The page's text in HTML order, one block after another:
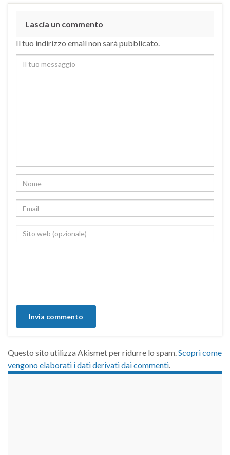
Lascia un commento
Il tuo indirizzo email non sarà pubblicato.
Questo sito utilizza Akismet per ridurre lo spam.Scopri come
vengono elaborati i dati derivati dai commenti.